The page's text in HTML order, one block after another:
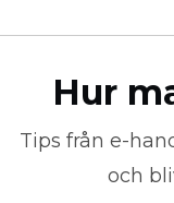
Hur
Tips från e-
och